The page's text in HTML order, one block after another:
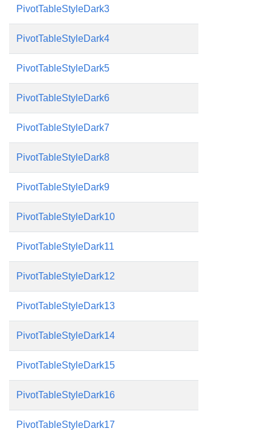
PivotTableStyleDark3
PivotTableStyleDark4
PivotTableStyleDark5
PivotTableStyleDark6
PivotTableStyleDark7
PivotTableStyleDark8
PivotTableStyleDark9
PivotTableStyleDark10
PivotTableStyleDark11
PivotTableStyleDark12
PivotTableStyleDark13
PivotTableStyleDark14
PivotTableStyleDark15
PivotTableStyleDark16
PivotTableStyleDark17